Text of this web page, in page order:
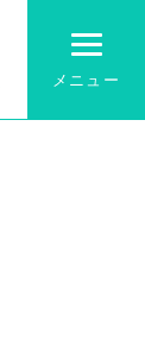
メニュー